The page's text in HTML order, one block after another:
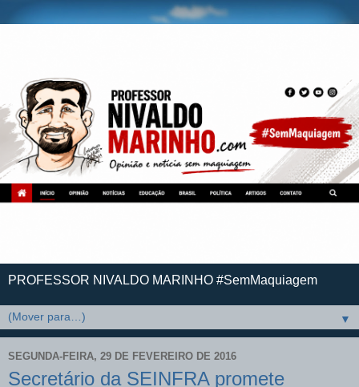
PROFESSOR NIVALDO MARINHO #SemMaquiagem
▼
SEGUNDA-FEIRA, 29 DE FEVEREIRO DE 2016
Secretário da SEINFRA promete